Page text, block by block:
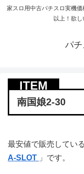
家スロ用中古パチスロ実機
以上！欲し
パ
南国娘2-30
最安値で販売してい
A-SLOT 」です。